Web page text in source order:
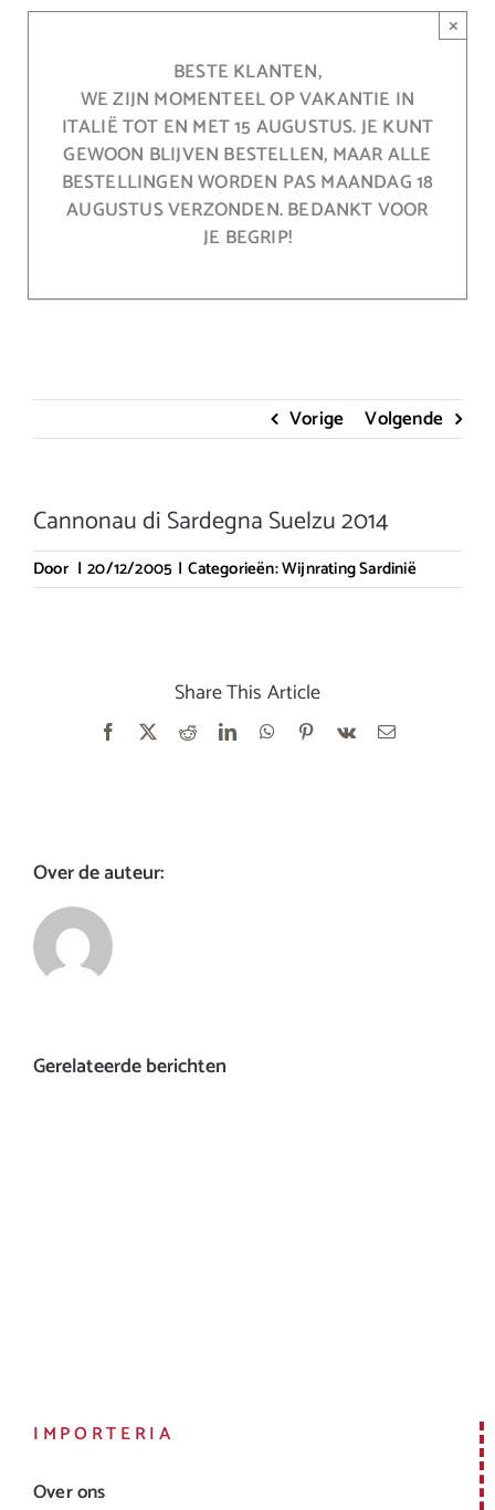
BESTE KLANTEN,
WE ZIJN MOMENTEEL OP VAKANTIE IN
ITALIË TOT EN MET 15 AUGUSTUS. JE KUNT
GEWOON BLIJVEN BESTELLEN, MAAR ALLE
BESTELLINGEN WORDEN PAS MAANDAG 18
AUGUSTUS VERZONDEN. BEDANKT VOOR
JE BEGRIP!
×
Vorige Volgende
Cannonau di Sardegna Suelzu 2014
Door | 20/12/2005 | Categorieën:Wijnrating Sardinië
Share This Article
Facebook RedditLinkedInWhatsApp
Pinterest
Vk
E-
Over de auteur:
Gerelateerde berichten
IMPORTERIA
Over ons